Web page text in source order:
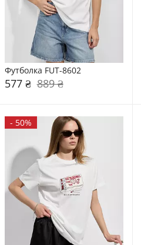
Футболка FUT-8602
577 ₴ 889 ₴
- 50%